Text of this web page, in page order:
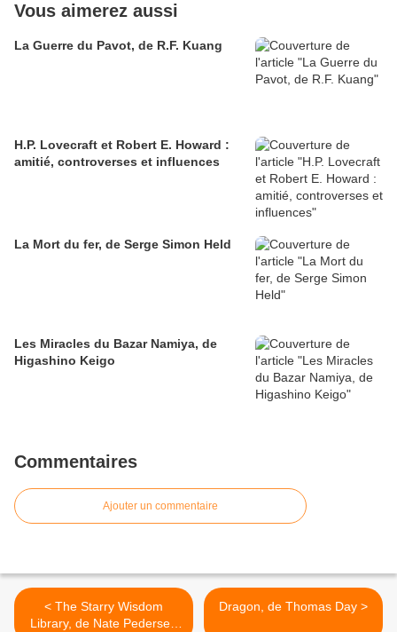
Vous aimerez aussi
La Guerre du Pavot, de R.F. Kuang
H.P. Lovecraft et Robert E. Howard :
amitié, controverses et influences
La Mort du fer, de Serge Simon Held
Les Miracles du Bazar Namiya, de
Higashino Keigo
Commentaires
Ajouter un commentaire
< The Starry Wisdom
Library, de Nate Pedersen
Dragon, de Thomas Day >